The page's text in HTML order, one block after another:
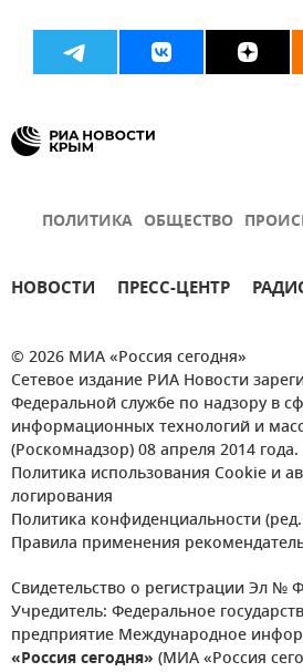
ПОЛИТИКА ОБЩЕСТВО
НОВОСТИ ПРЕСС-ЦЕНТР
© 2026 МИА «Россия сегодня»
Сетевое издание РИА Новости
Федеральной службе по надзору в
информационных технологий и
(Роскомнадзор) 08 апреля 2014 года.
Политика использования Cookie и
логирования
Политика конфиденциальности (ред.
Правила применения
Свидетельство о регистрации Эл №
Учредитель: Федеральное
предприятие Международное
«Россия сегодня» (МИА «Россия